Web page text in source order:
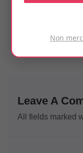
Formation
Leave A
All fields marked
Non